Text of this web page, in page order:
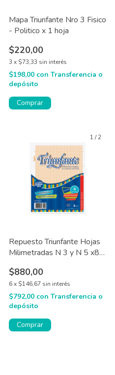
Mapa Triunfante Nro 3 Fisico
- Politico x 1 hoja
$220,00
3 x $73,33 sin interés
$198,00 con Transferencia o
depósito
Comprar
1 /2
Repuesto Triunfante Hojas
Milimetradas N 3 y N 5 x8
$880,00
6x $146,67 sin interés
$792,00 con Transferencia o
depósito
Comprar